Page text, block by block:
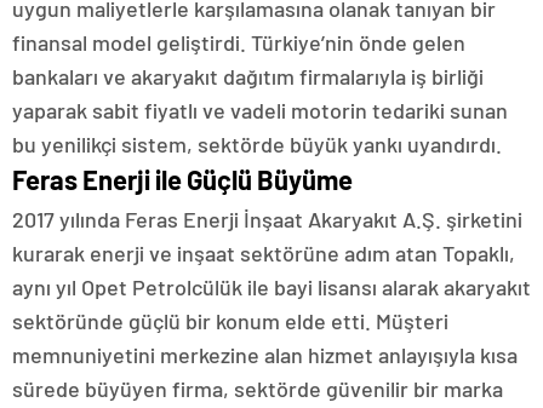
uygun maliyetlerle karşılamasına olanak tanıyan bir
finansal model geliştirdi. Türkiye’nin önde gelen
bankaları ve akaryakıt dağıtım firmalarıyla iş birliği
yaparak sabit fiyatlı ve vadeli motorin tedariki sunan
bu yenilikçi sistem, sektörde büyük yankı uyandırdı.
Feras Enerji ile Güçlü Büyüme
2017 yılında Feras Enerji İnşaat Akaryakıt A.Ş. şirketini
kurarak enerji ve inşaat sektörüne adım atan Topaklı,
aynı yıl Opet Petrolcülük ile bayi lisansı alarak akaryakıt
sektöründe güçlü bir konum elde etti. Müşteri
memnuniyetini merkezine alan hizmet anlayışıyla kısa
sürede büyüyen firma, sektörde güvenilir bir marka